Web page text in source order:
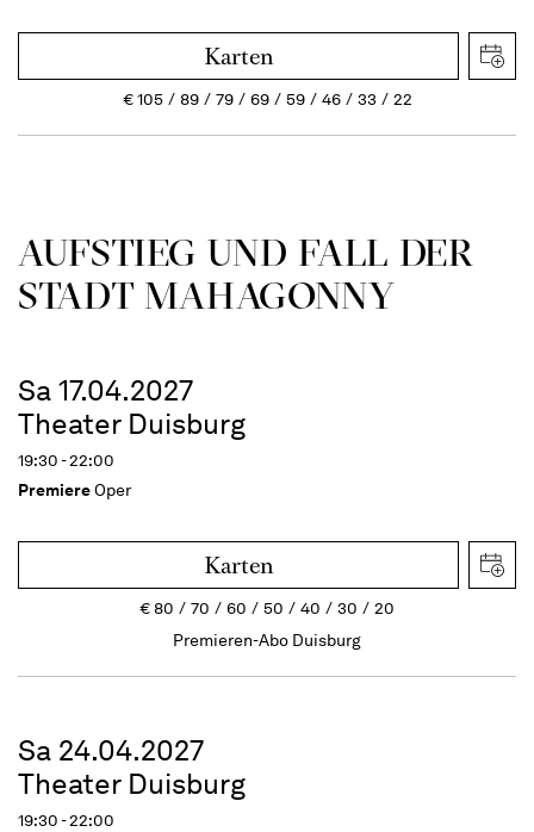
Karten
€105 89 79 69 59 46 33 22
AUFSTIEG UND FALL DER
STADT MAHAGONNY
Sa 17.04.2027
Theater Duisburg
19:30 - 22:00
PremiereOper
Karten
€80 70 60 50 40 30
20
Premieren-Abo Duisburg
Sa 24.04.2027
Theater Duisburg
19:30 - 22:00